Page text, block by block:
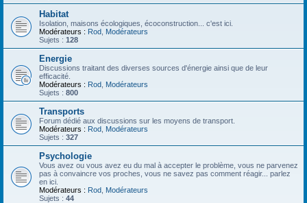
Habitat
Isolation, maisons écologiques, écoconstruction... c'est ici.
Modérateurs : Rod Modérateurs
Sujets : 128
Energie
Discussions traitant des diverses sources d'énergie ainsi que de leur
efficacité.
Modérateurs : Rod Modérateurs
Sujets : 800
Transports
Forum dédié aux discussions sur les moyens de transport.
Modérateurs : Rod Modérateurs
Sujets : 327
Psychologie
Vous avez ou vous avez eu du mal à accepter le problème, vous ne parvenez
pas à convaincre vos proches, vous ne savez pas comment réagir... parlez
en ici.
Modérateurs : Rod Modérateurs
Sujets : 44